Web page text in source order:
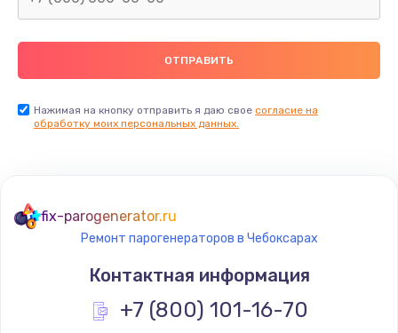
Нажимая на кнопку отправить я даю свое согласие на
обработку моих персональных данных.
fix-parogenerator.ru
Ремонт парогенераторов в Чебоксарах
Контактная информация
+7 (800) 101-16-70